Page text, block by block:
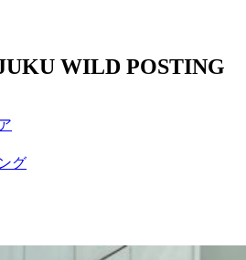
WILD POSTING
グ